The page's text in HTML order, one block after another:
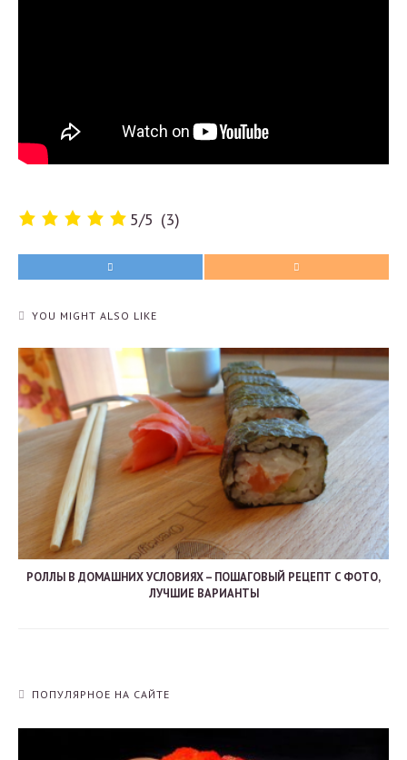
5/5 (3)
YOU MIGHT ALSO LIKE
РОЛЛЫ В ДОМАШНИХ УСЛОВИЯХ – ПОШАГОВЫЙ РЕЦЕПТ С ФОТО,
ЛУЧШИЕ ВАРИАНТЫ
ПОПУЛЯРНОЕ НА САЙТЕ